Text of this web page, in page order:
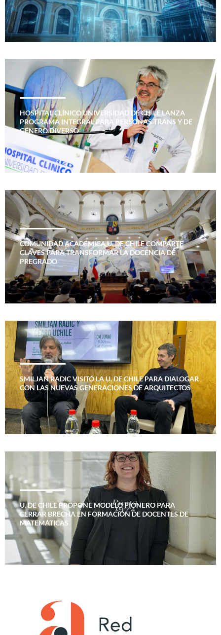
HOSPITAL CLÍNICO UNIVERSIDAD DE CHILE LANZA
PROGRAMA INTEGRAL PARA PERSONAS TRANS Y DE
GÉNERO DIVERSO
COMUNIDAD ACADÉMICA U. DE CHILE COMPARTE
CLAVES PARA TRANSFORMAR LA DOCENCIA DE
PREGRADO
SMILJAN RADIC VISITÓ LA U. DE CHILE PARA DIALOGAR
CON LAS NUEVAS GENERACIONES DE ARQUITECTOS
U. DE CHILE PROPONE MODELO PIONERO PARA
CERRAR BRECHA EN FORMACIÓN DE DOCENTES DE
MATEMÁTICAS